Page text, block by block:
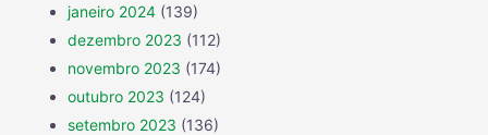
janeiro 2024 (139)
dezembro 2023 (112)
novembro 2023 (174)
outubro 2023 (124)
setembro 2023 (136)